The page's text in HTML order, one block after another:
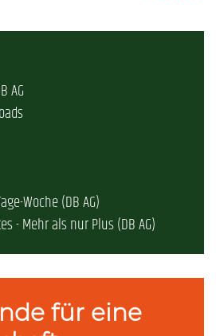
AG
Woche (DB AG)
- Mehr als nur Plus (DB AG)
für eine